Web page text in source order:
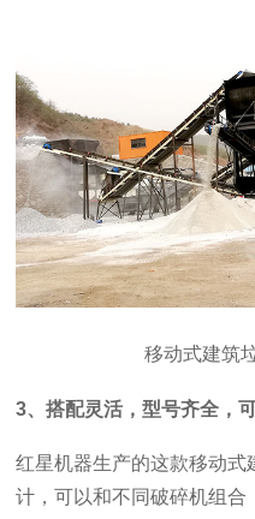
移动式建筑
3、搭配灵活，型号齐全，
红星机器生产的这款移动式
计，可以和不同破碎机组合